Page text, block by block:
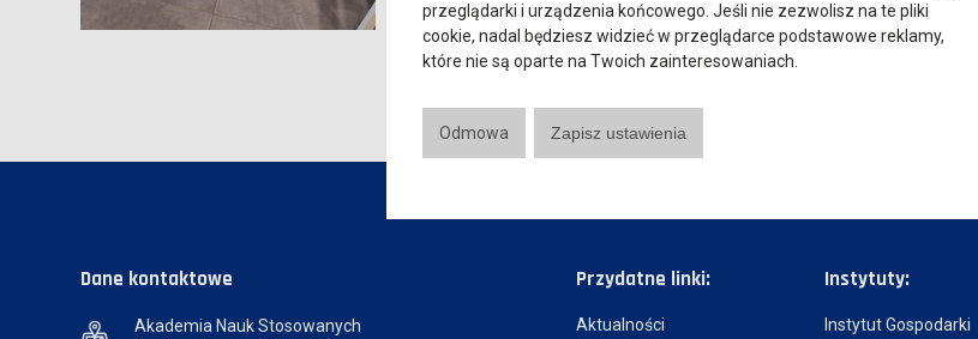
Dane kontaktowe
Akademia Nauk Stosowanych
Przydatne linki:
Aktualności
Instytuty:
Instytut Gospodarki
przeglądarki i urządzenia końcowego. Jeśli nie zezwolisz na te pliki
cookie, nadal będziesz widzieć w przeglądarce podstawowe reklamy,
które nie są oparte na Twoich zainteresowaniach.
Odmowa Zapisz ustawienia